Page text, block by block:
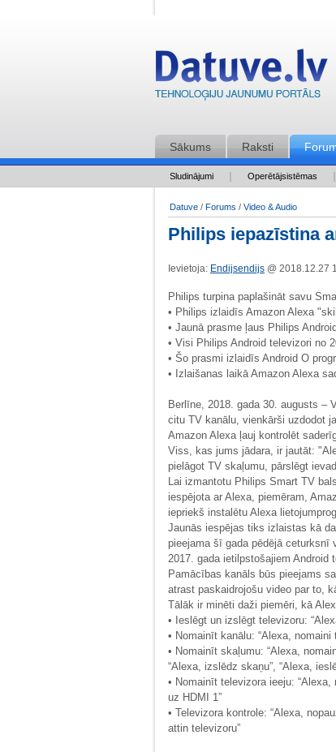
Sākums Raksti
Sludinājumi Operētājsistēmas
Datuve / Forums / Video & Audio
Philips iepazīstina
Ievietoja: Endijsendijs @ 2018.12.27
Philips turpina paplašināt savu
• Philips izlaidīs Amazon Alexa
• Jaunā prasme ļaus Philips
• Visi Philips Android televizori no
• Šo prasmi izlaidīs Android O
• Izlaišanas laikā Amazon Alexa
Berlīne, 2018. gada 30. augusts –
citu TV kanālu, vienkārši uzdodot
Amazon Alexa ļauj kontrolēt
Viss, kas jums jādara, ir jautāt:
pielāgot TV skaļumu, pārslēgt
Lai izmantotu Philips Smart TV
iespējota ar Alexa, piemēram,
iepriekš instalētu Alexa
Jaunās iespējas tiks izlaistas kā
pieejama šī gada pēdējā ceturksnī
2017. gada ietilpstošajiem Android
Pamācības kanāls būs pieejams
atrast paskaidrojošu video par to,
Tālāk ir minēti daži piemēri, kā
• Ieslēgt un izslēgt televizoru:
• Nomainīt kanālu: “Alexa,
• Nomainīt skaļumu: “Alexa,
“Alexa, izslēdz skaņu”, “Alexa,
• Nomainīt televizora ieeju:
uz HDMI 1”
• Televizora kontrole: “Alexa,
attin televizoru”